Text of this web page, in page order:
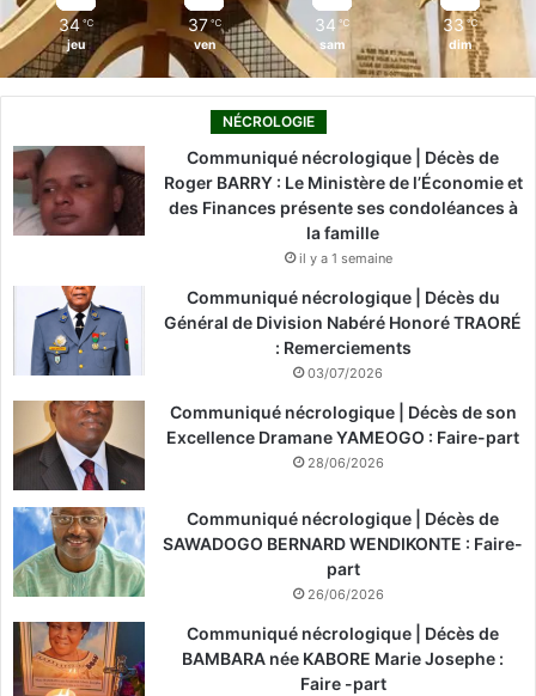
34 ℃
jeu
37 ℃
ven
34 ℃
sam
33 ℃
dim
NÉCROLOGIE
Communiqué nécrologique | Décès de
Roger BARRY : Le Ministère de l’Économie et
des Finances présente ses condoléances à
la famille
il y a 1 semaine
Communiqué nécrologique | Décès du
Général de Division Nabéré Honoré TRAORÉ
: Remerciements
03/07/2026
Communiqué nécrologique | Décès de son
Excellence Dramane YAMEOGO : Faire-part
28/06/2026
Communiqué nécrologique | Décès de
SAWADOGO BERNARD WENDIKONTE : Faire-
part
26/06/2026
Communiqué nécrologique | Décès de
BAMBARA née KABORE Marie Josephe :
Faire -part